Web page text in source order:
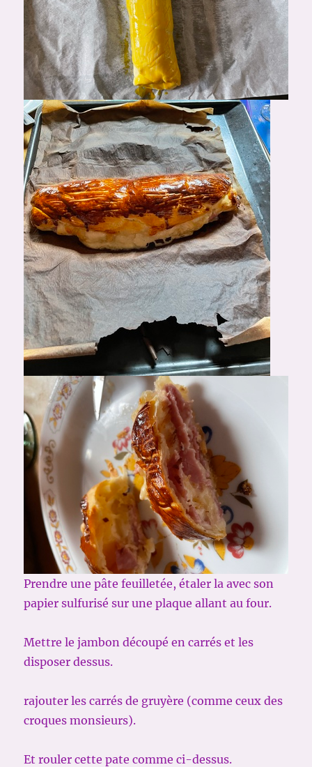
Prendre une pâte feuilletée, étaler la avec son
papier sulfurisé sur une plaque allant au four.
Mettre le jambon découpé en carrés et les
disposer dessus.
rajouter les carrés de gruyère (comme ceux des
croques monsieurs).
Et rouler cette pate comme ci-dessus.